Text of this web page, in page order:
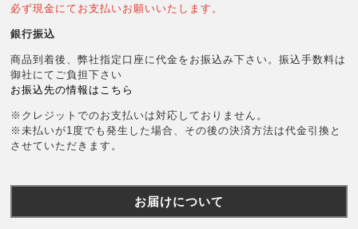
必ず現金にてお支払いお願いいたします。
銀行振込
商品到着後、弊社指定口座に代金をお振込み下さい。振込手数料は
御社にてご負担下さい
お振込先の情報はこちら
※クレジットでのお支払いは対応しておりません。
※未払いが1度でも発生した場合、その後の決済方法は代金引換と
させていただきます。
お届けについて